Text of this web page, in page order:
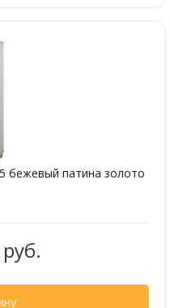
бежевый патина золото